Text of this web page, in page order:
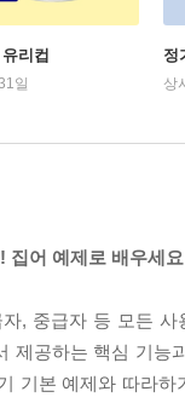
리컵
일
정
상
집어 예제로 배우세
, 중급자 등 모든
제공하는 핵심 기
기본 예제와 따라